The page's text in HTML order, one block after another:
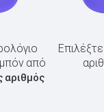
από
αριθμός